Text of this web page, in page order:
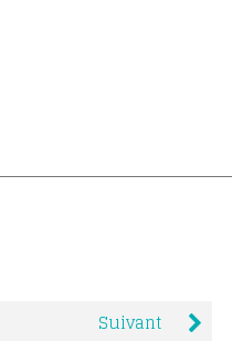
Suivant